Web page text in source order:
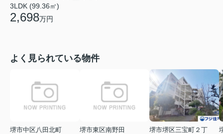
3LDK (99.36㎡)
2,698万円
よく見られている物件
堺市中区八田北町
堺市東区南野田
堺市堺区三宝町２丁